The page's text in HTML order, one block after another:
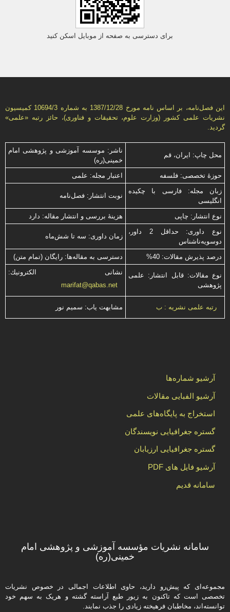
برای دسترسی به صفحه از موبایل اسکن کنید
این فصل‌نامه، بر اساس نامه مورخ 1387/12/28 به شماره 10694/3 كمیسیون
نشریات علمی كشور (وزارت علوم، تحقیقات و فناوری)، حائز رتبه «علمی»
گردید.
محل چاپ: ایران، قم
ناشر: موسسه آموزشی و پژوهشی امام
خمینی(ره)
حوزۀ تخصصی: فلسفه
اعتبار مجله: علمی
زبان مجله: فارسی با چكیده
انگلیسی
نوبت انتشار: فصل‌نامه
نوع انتشار: چاپی
هزینۀ بررسی و انتشار مقاله: دارد
نوع داوری: حداقل 2 داور،
دوسویه‌ناشناس
زمان داوری: سه تا شش‌ماه
درصد پذیرش مقالات: 40% دسترسی به مقاله‌ها: رایگان (تمام متن)
نوع مقالات: قابل انتشار: علمی
پژوهشی
نشانی الكترونیك:
marifat@qabas.net
رتبه علمی نشریه : ب مشابهت ياب: سميم نور
آرشیو شماره‌ها
آرشیو الفبایی مقالات
استخراج به پایگاه‌های علمی
گستره جغرافیایی نویسندگان
گستره جغرافیایی ارزیابان
آرشیو فایل های PDF
سامانه قدیم
سامانه نشریات مؤسسه آموزشی و پژوهشی امام
خمینی(ره)
مجموعه‌ای که پیش‌رو دارید،‌ حاوی اطلاعات اجمالی در خصوص نشریات
تخصصی است که تاکنون به زیور طبع آراسته گشته و هریک به سهم خود
توانسته‌اند، مخاطبان فرهیخته‌ زیادی را جذب نمایند.